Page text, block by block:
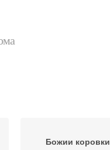
Божии коровки